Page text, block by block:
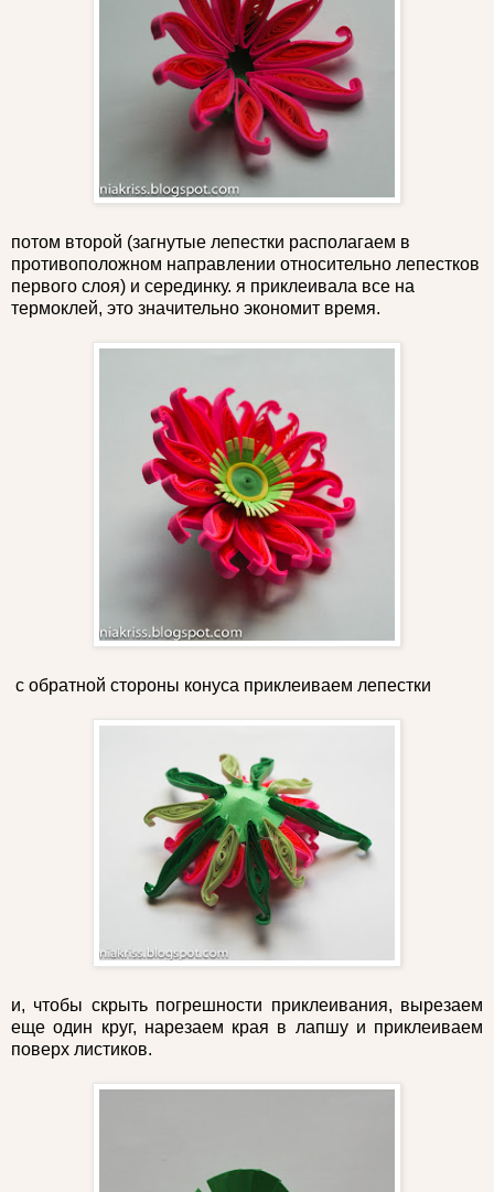
потом второй (загнутые лепестки располагаем в
противоположном направлении относительно лепестков
первого слоя) и серединку. я приклеивала все на
термоклей, это значительно экономит время.
с обратной стороны конуса приклеиваем лепестки
и, чтобы скрыть погрешности приклеивания, вырезаем
еще один круг, нарезаем края в лапшу и приклеиваем
поверх листиков.